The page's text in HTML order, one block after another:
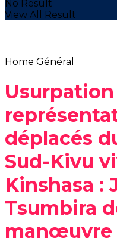
No Result
View All Result
Home Général
déplacés
Sud-Kivu
Kinshasa :
Tsumbira
manœuvre